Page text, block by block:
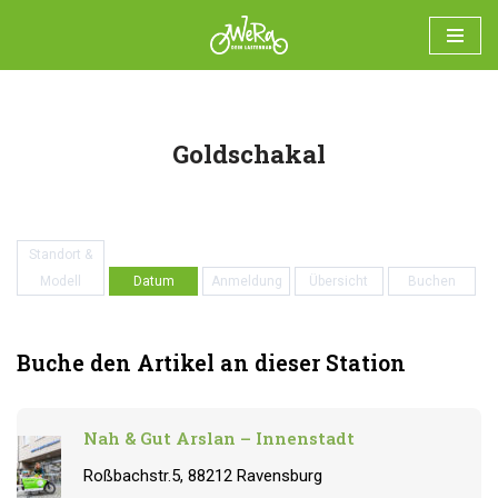
Goldschakal
Standort &
Modell
Datum Anmeldung Übersicht Buchen
Buche den Artikel an dieser Station
Nah & Gut Arslan – Innenstadt
Roßbachstr.5, 88212 Ravensburg